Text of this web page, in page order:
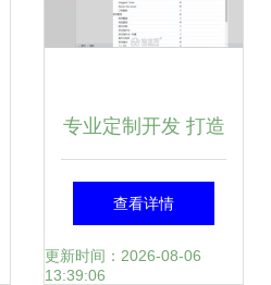
专业定制开发 打造
企业数字化转型的
坚实基石
查看详情
更新时间：2026-08-06
13:39:06